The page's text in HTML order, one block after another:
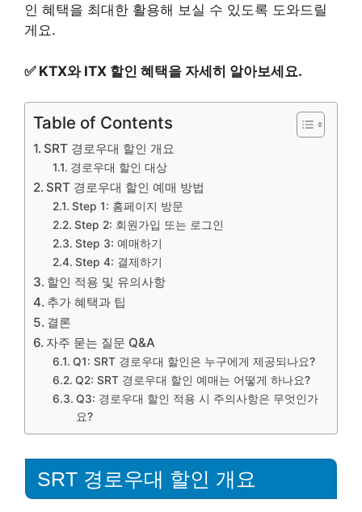
인 혜택을 최대한 활용해 보실 수 있도록 도와드릴
게요.
✅ KTX와 ITX 할인 혜택을 자세히 알아보세요.
Table of Contents
SRT 경로우대 할인 개요
경로우대 할인 대상
SRT 경로우대 할인 예매 방법
Step 1: 홈페이지 방문
Step 2: 회원가입 또는 로그인
Step 3: 예매하기
Step 4: 결제하기
할인 적용 및 유의사항
추가 혜택과 팁
결론
자주 묻는 질문 Q&A
Q1: SRT 경로우대 할인은 누구에게 제공되나요?
Q2: SRT 경로우대 할인 예매는 어떻게 하나요?
Q3: 경로우대 할인 적용 시 주의사항은 무엇인가
요?
SRT 경로우대 할인 개요